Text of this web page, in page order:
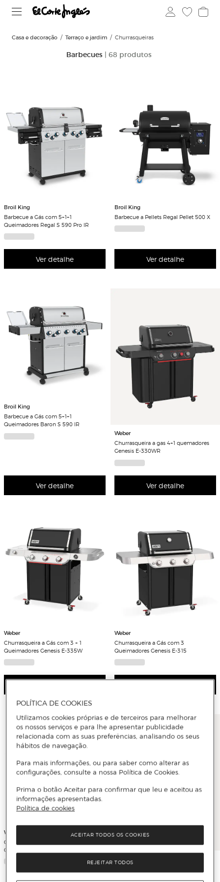
Casa e decoração Terraço e jardim Churrasqueiras
Barbecues | 68 produtos
Broil King
Barbecue a Gás com 5+1+1
Queimadores Regal S 590 Pro IR
Ver detalhe
Broil King
Barbecue a Pellets Regal Pellet 500 X
Ver detalhe
Broil King
Barbecue a Gás com 5+1+1
Queimadores Baron S 590 IR
Ver detalhe
Weber
Churrasqueira a gas 4+1 quemadores
Genesis E-330WR
Ver detalhe
Weber
Churrasqueira a Gás com 3 + 1
Queimadores Genesis E-335W
Weber
Churrasqueira a Gás com 3
Queimadores Genesis E-315
Weber
Churrasqueira a Gás com 4
Queimadores Genesis E-415
POLÍTICA DE COOKIES
Utilizamos cookies próprias e de terceiros para melhorar
os nossos serviços e para lhe apresentar publicidade
relacionada com as suas preferências, analisando os seus
hábitos de navegação.
Para mais informações, ou para saber como alterar as
configurações, consulte a nossa Política de Cookies.
Prima o botão Aceitar para confirmar que leu e aceitou as
informações apresentadas.
Política de cookies
REJEITAR TODOS
ACEITAR TODOS OS COOKIES